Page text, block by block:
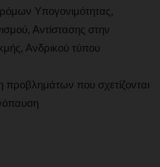
Υπογονιμότητας,
Αντίστασης στην
Ανδρικού τύπου
προβλημάτων που σχετίζονται